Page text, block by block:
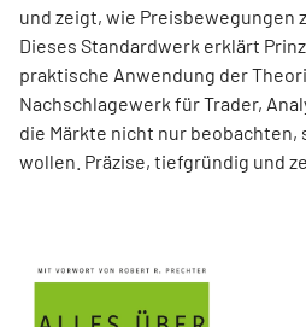
und zeigt, wie Preisbewegungen
Dieses Standardwerk erklärt
praktische Anwendung der
Nachschlagewerk für Trader,
die Märkte nicht nur
wollen. Präzise, tiefgründig und